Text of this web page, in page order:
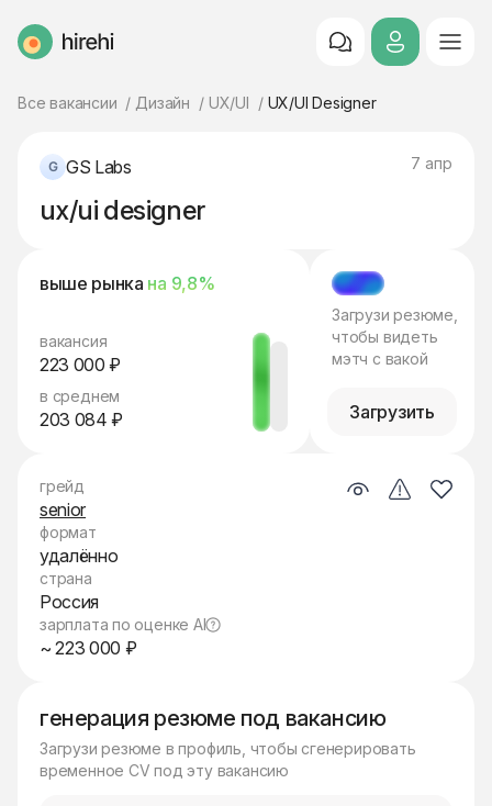
HireHi
Все вакансии Дизайн UX/UI UX/UI Designer
GS Labs 7 апр
ux/ui designer
выше рынка на 9,8%
вакансия
223 000 ₽
в среднем
203 084 ₽
МЭТЧ
Загрузи резюме,
чтобы видеть
мэтч с вакой
Загрузить
генерация резюме под вакансию
Загрузи резюме в профиль, чтобы сгенерировать
временное CV под эту вакансию
грейд
senior
формат
удалённо
страна
Россия
зарплата по оценке AI
~ 223 000 ₽